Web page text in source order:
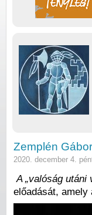
Zemplén
2020. december 4.
A „valóság
előadását, amely